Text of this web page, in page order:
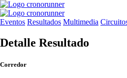
Eventos Resultados Multimedia
Detalle Resultado
Corredor